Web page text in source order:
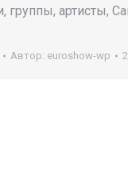
группы, артисты,
Автор: euroshow-wp